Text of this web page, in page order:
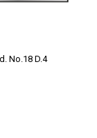
No.18 D.4